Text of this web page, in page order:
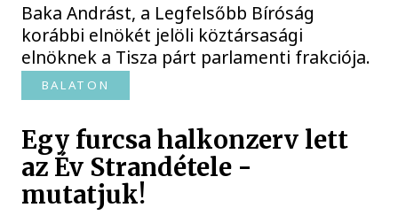
Baka Andrást, a Legfelsőbb Bíróság
korábbi elnökét jelöli köztársasági
elnöknek a Tisza párt parlamenti frakciója.
BALATON
Egy furcsa halkonzerv lett
az Év Strandétele -
mutatjuk!